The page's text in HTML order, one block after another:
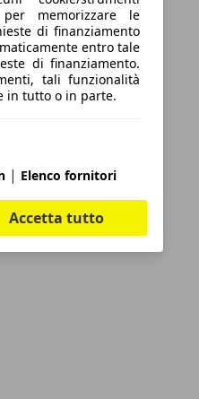
memorizzare le
di finanziamento
entro tale
di finanziamento.
tali funzionalità
in tutto o in parte.
| Elenco fornitori
Accetta tutto